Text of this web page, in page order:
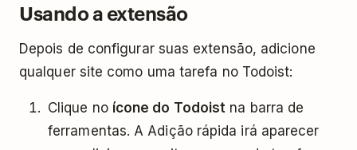
Usando a extensão
Depois de configurar suas extensão, adicione
qualquer site como uma tarefa no Todoist:
Clique no ícone do Todoist na barra de
ferramentas. A Adição rápida irá aparecer